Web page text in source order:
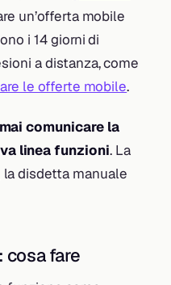
un’offerta mobile
i 14 giorni di
a distanza, come
le offerte mobile.
mai comunicare la
linea funzioni. La
disdetta manuale
cosa fare